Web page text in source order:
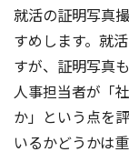
就活の証明写真
すめします。就
すが、証明写真
人事担当者が「
か」という点を
いるかどうかは